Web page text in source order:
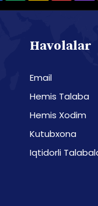
Havolalar
Email
Hemis Talaba
Hemis Xodim
Kutubxona
Iqtidorli